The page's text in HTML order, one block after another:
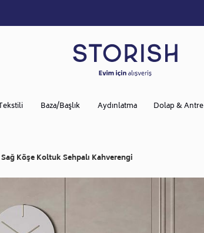
Baza/Başlık Aydınlatma Dolap & Antre
Köşe Koltuk Sehpalı Kahverengi